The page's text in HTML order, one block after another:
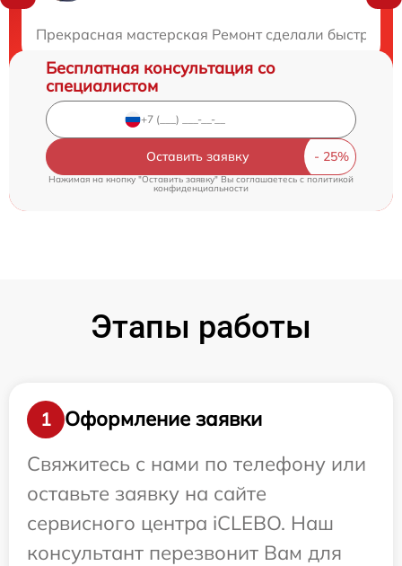
Прекрасная мастерская Ремонт сделали быстро
Бесплатная консультация со
специалистом
Оставить заявку
Нажимая на кнопку "Оставить заявку" Вы соглашаетесь cполитикой
конфиденциальности
Этапы работы
1
Оформление заявки
Свяжитесь с нами по телефону или
оставьте заявку на сайте
сервисного центра iCLEBO. Наш
консультант перезвонит Вам для